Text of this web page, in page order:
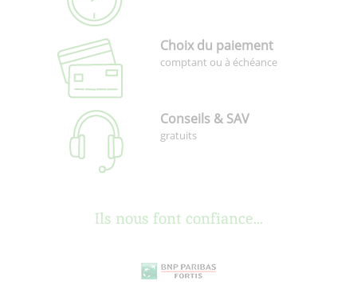
Choix du paiement
comptant ou à échéance
Conseils & SAV
gratuits
Ils nous font confiance...